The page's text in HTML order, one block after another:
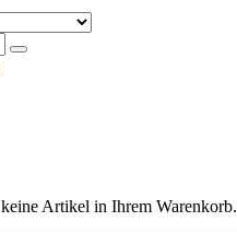
Artikel in Ihrem Warenkorb.